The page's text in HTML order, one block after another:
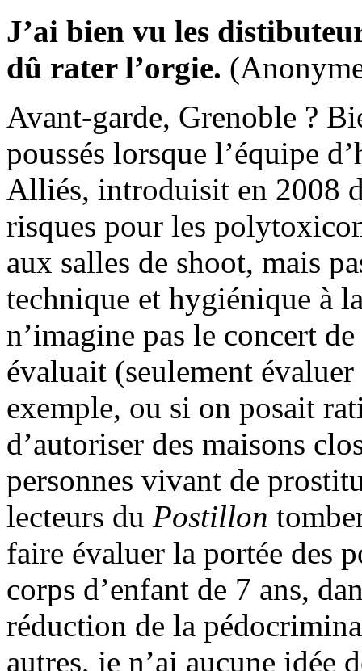
J’ai bien vu les
dû rater l’orgie.
Avant-garde, Grenoble ?
poussés lorsque l’équipe
Alliés, introduisit en 2008
risques pour les
aux salles de shoot, mais
technique et hygiénique à
n’imagine pas le concert
évaluait (seulement
exemple, ou si on posait
d’autoriser des maisons
personnes vivant de
lecteurs du Postillon
faire évaluer la portée des
corps d’enfant de 7 ans,
réduction de la
autres, je n’ai aucune idée